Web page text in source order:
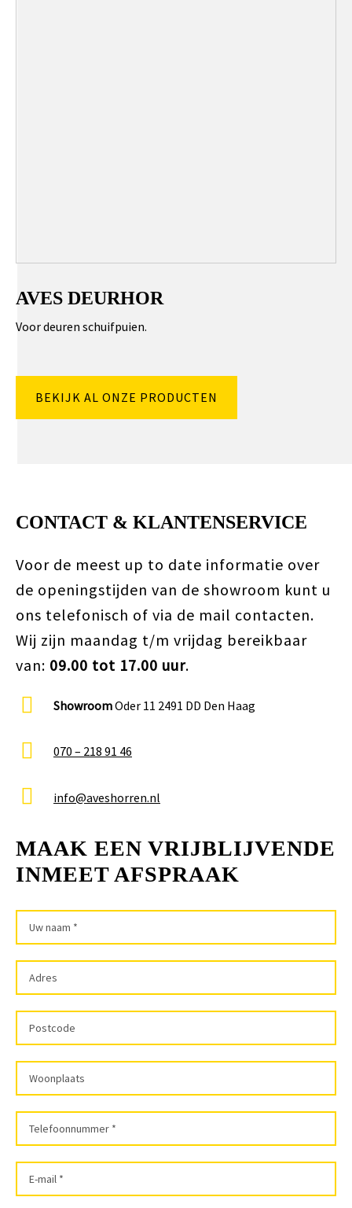
AVES DEURHOR
Voor deuren schuifpuien.
BEKIJK AL ONZE PRODUCTEN
CONTACT & KLANTENSERVICE
Voor de meest up to date informatie over
de openingstijden van de showroom kunt u
ons telefonisch of via de mail contacten.
Wij zijn maandag t/m vrijdag bereikbaar
van: 09.00 tot 17.00 uur.
ShowroomOder 11 2491 DD Den Haag
070 – 218 91 46
info@aveshorren.nl
MAAK EEN VRIJBLIJVENDE
INMEET AFSPRAAK